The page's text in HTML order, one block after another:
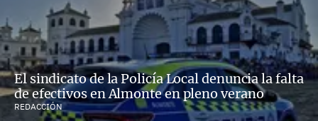
El sindicato de la Policía Local denuncia la falta
de efectivos en Almonte en pleno verano
REDACCIÓN